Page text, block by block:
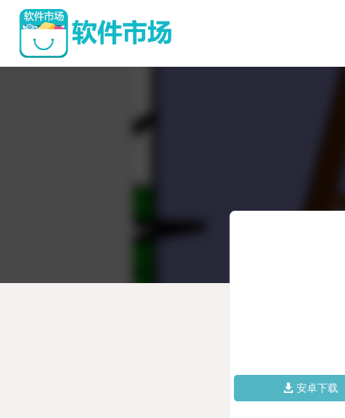
安卓下载